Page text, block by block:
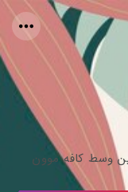
وسط کافه موون